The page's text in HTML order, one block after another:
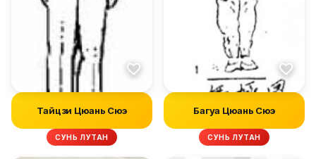
Тайцзи Цюань Сюэ
СУНЬ ЛУТАН
Багуа Цюань Сюэ
СУНЬ ЛУТАН